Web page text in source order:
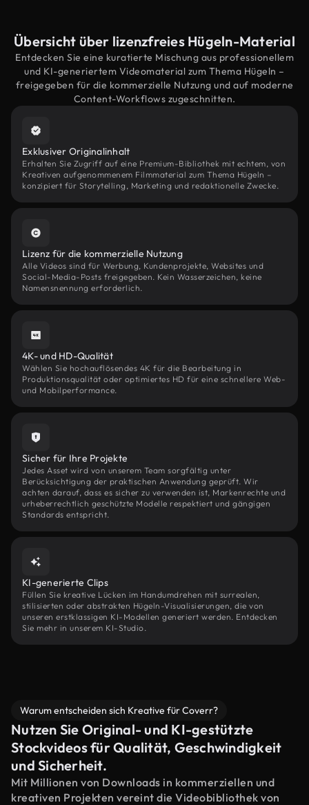
Übersicht über lizenzfreies Hügeln-Material
Entdecken Sie eine kuratierte Mischung aus professionellem
und KI-generiertem Videomaterial zum Thema Hügeln –
freigegeben für die kommerzielle Nutzung und auf moderne
Content-Workflows zugeschnitten.
Exklusiver Originalinhalt
Erhalten Sie Zugriff auf eine Premium-Bibliothek mit echtem, von
Kreativen aufgenommenem Filmmaterial zum Thema Hügeln –
konzipiert für Storytelling, Marketing und redaktionelle Zwecke.
Lizenz für die kommerzielle Nutzung
Alle Videos sind für Werbung, Kundenprojekte, Websites und
Social-Media-Posts freigegeben. Kein Wasserzeichen, keine
Namensnennung erforderlich.
4K- und HD-Qualität
Wählen Sie hochauflösendes 4K für die Bearbeitung in
Produktionsqualität oder optimiertes HD für eine schnellere Web-
und Mobilperformance.
Sicher für Ihre Projekte
Jedes Asset wird von unserem Team sorgfältig unter
Berücksichtigung der praktischen Anwendung geprüft. Wir
achten darauf, dass es sicher zu verwenden ist, Markenrechte und
urheberrechtlich geschützte Modelle respektiert und gängigen
Standards entspricht.
KI-generierte Clips
Füllen Sie kreative Lücken im Handumdrehen mit surrealen,
stilisierten oder abstrakten Hügeln-Visualisierungen, die von
unseren erstklassigen KI-Modellen generiert werden. Entdecken
Sie mehr in unserem KI-Studio.
Warum entscheiden sich Kreative für Coverr?
Nutzen Sie Original- und KI-gestützte
Stockvideos für Qualität, Geschwindigkeit
und Sicherheit.
Mit Millionen von Downloads in kommerziellen und
kreativen Projekten vereint die Videobibliothek von